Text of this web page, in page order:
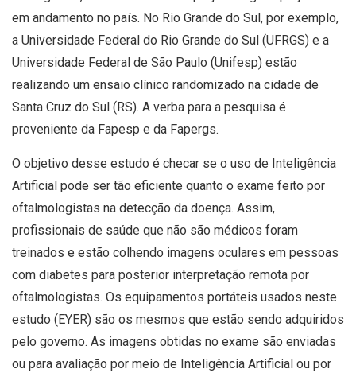
em andamento no país. No Rio Grande do Sul, por exemplo,
a Universidade Federal do Rio Grande do Sul (UFRGS) e a
Universidade Federal de São Paulo (Unifesp) estão
realizando um ensaio clínico randomizado na cidade de
Santa Cruz do Sul (RS). A verba para a pesquisa é
proveniente da Fapesp e da Fapergs.
O objetivo desse estudo é checar se o uso de Inteligência
Artificial pode ser tão eficiente quanto o exame feito por
oftalmologistas na detecção da doença. Assim,
profissionais de saúde que não são médicos foram
treinados e estão colhendo imagens oculares em pessoas
com diabetes para posterior interpretação remota por
oftalmologistas. Os equipamentos portáteis usados neste
estudo (EYER) são os mesmos que estão sendo adquiridos
pelo governo. As imagens obtidas no exame são enviadas
ou para avaliação por meio de Inteligência Artificial ou por